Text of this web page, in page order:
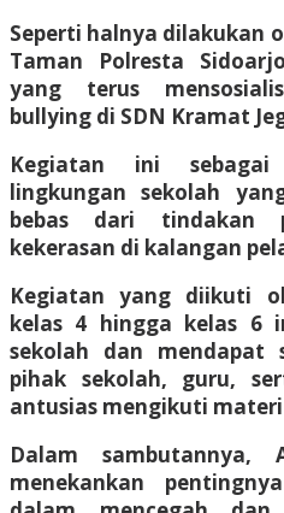
Seperti halnya dilakukan
Taman Polresta
yang terus
bullying di SDN Kramat
Kegiatan ini sebagai
lingkungan sekolah
bebas dari tindakan
kekerasan di kalangan
Kegiatan yang diikuti
kelas 4 hingga kelas 6
sekolah dan mendapat
pihak sekolah, guru,
antusias mengikuti
Dalam sambutannya,
menekankan